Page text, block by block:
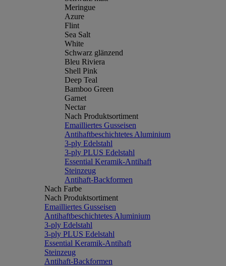
Meringue
Azure
Flint
Sea Salt
White
Schwarz glänzend
Bleu Riviera
Shell Pink
Deep Teal
Bamboo Green
Garnet
Nectar
Nach Produktsortiment
Emailliertes Gusseisen
Antihaftbeschichtetes Aluminium
3-ply Edelstahl
3-ply PLUS Edelstahl
Essential Keramik-Antihaft
Steinzeug
Antihaft-Backformen
Nach Farbe
Nach Produktsortiment
Emailliertes Gusseisen
Antihaftbeschichtetes Aluminium
3-ply Edelstahl
3-ply PLUS Edelstahl
Essential Keramik-Antihaft
Steinzeug
Antihaft-Backformen